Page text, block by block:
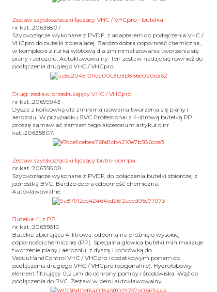
Zestaw szybkozłaczki łączący VHC / VHCpro - butelka
nr kat.:20635807
Szybkozłącze wykonane z PVDF, z adapterem do podłączenia VHC /
VHCpro do butelki zbierającej. Bardzo dobra odporność chemiczna,
w komplecie z rurką wlotową dla zminimalizowania tworzenia się
piany i aerozolu. Autoklawowalny. Ten zestaw nadaje się również do
podłączenia drugiego VHC / VHCpro.
Drugi zestaw przedłużający VHC / VHCpro
nr kat.:20699943
Dysza z końcówką dla zminimalizowania tworzenia się piany i
aerozolu. W przypadku BVC Professional z 4-litrową butelką PP
proszę zamawiać zamiast tego akcesorium artykuł o nr
kat.:20635807.
Zestaw szybkozłączki łączący butla-pompa
nr kat.:20635808
Szybkozłącze wykonane z PVDF, do połączenia butelki zbiorczej z
jednostką BVC. Bardzo dobra odporność chemiczna.
Autoklawowalne.
Butelka 4l z PP
nr kat.:20635810
Butelka zbierająca 4-litrowa, odporna na próżnię o wysokiej
odporności chemicznej (PP). Specjalna głowica butelki minimalizuje
tworzenie piany i aerozolu, z dyszą i końcówką do
VacuuHandControl VHC / VHCpro i dodatkowym portem do
podłączenia drugiego VHC / VHCpro (opcjonalnie). Hydrofobowy
element filtrujący 0,2 µm do ochrony pompy i środowiska. Wąż do
podłączenia do BVC. Zestaw w pełni autoklawowalny.